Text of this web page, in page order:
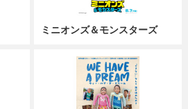
ミニオンズ＆モンスターズ